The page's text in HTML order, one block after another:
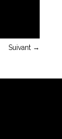
Suivant →